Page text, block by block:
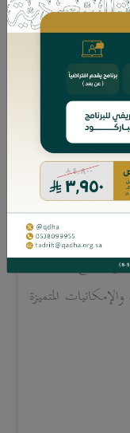
إضافةً إلى كون
الله-، وستكون
الملف وفهرسته
فضيلة الشيخ/ عبد
-وفقه الله-.
والأفراد
القضائية
المتميزة